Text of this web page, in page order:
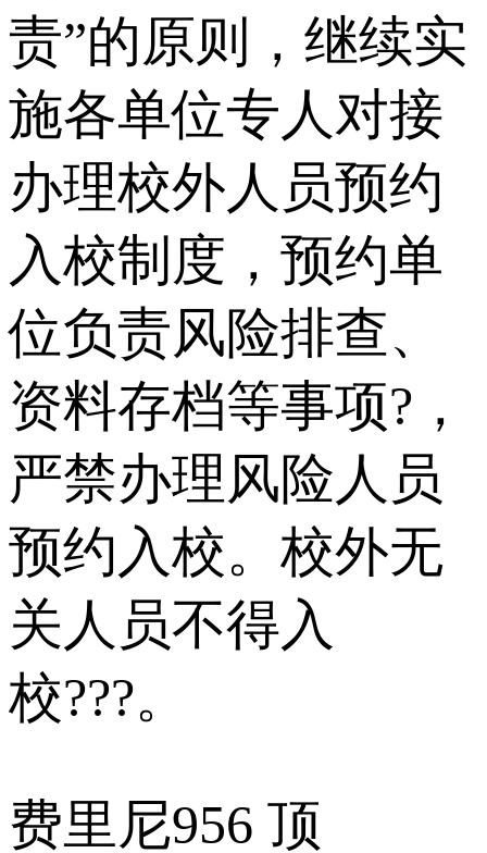
责”的原则，继续实
施各单位专人对接
办理校外人员预约
入校制度，预约单
位负责风险排查、
资料存档等事项?，
严禁办理风险人员
预约入校。校外无
关人员不得入
校???。
费里尼956 顶